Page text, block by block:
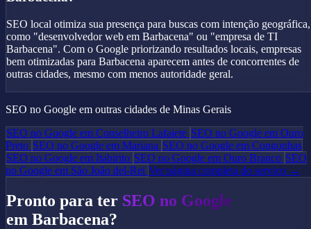
SEO local otimiza sua presença para buscas com intenção geográfica,
como "desenvolvedor web em Barbacena" ou "empresa de TI
Barbacena". Com o Google priorizando resultados locais, empresas
bem otimizadas para Barbacena aparecem antes de concorrentes de
outras cidades, mesmo com menos autoridade geral.
SEO no Google em outras cidades de Minas Gerais
SEO no Google em Conselheiro Lafaiete SEO no Google em Ouro
Preto SEO no Google em Mariana SEO no Google em Congonhas
SEO no Google em Itabirito SEO no Google em Ouro Branco SEO
no Google em São João del-Rei Ver página completa do serviço →
Pronto para ter SEO no Google
em Barbacena?